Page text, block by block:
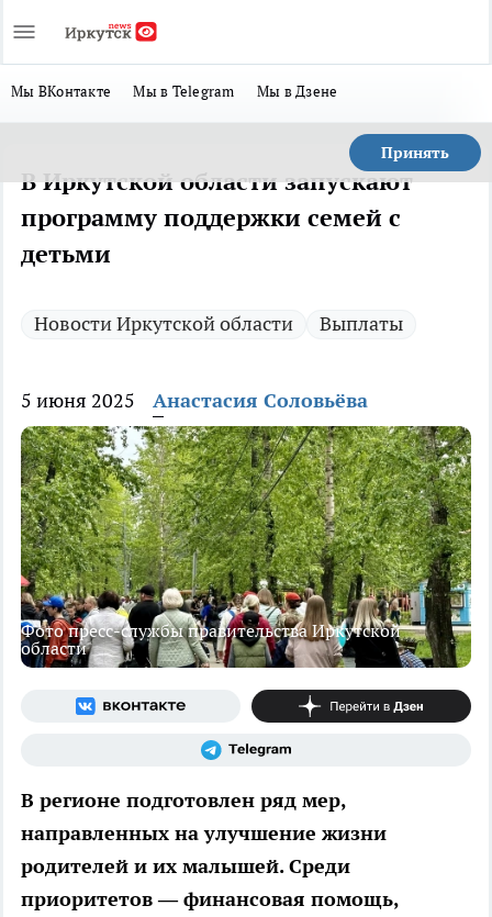
Мы ВКонтакте Мы в Telegram Мы в Дзене
Принять
В Иркутской области запускают
программу поддержки семей с
детьми
Новости Иркутской области Выплаты
5 июня 2025 Анастасия Соловьёва
Фото пресс-службы правительства Иркутской
области
В регионе подготовлен ряд мер,
направленных на улучшение жизни
родителей и их малышей. Среди
приоритетов — финансовая помощь,